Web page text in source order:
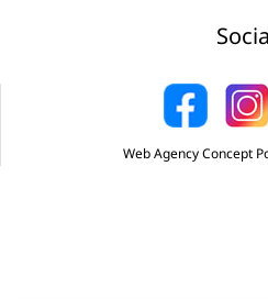
Web Agency Concept